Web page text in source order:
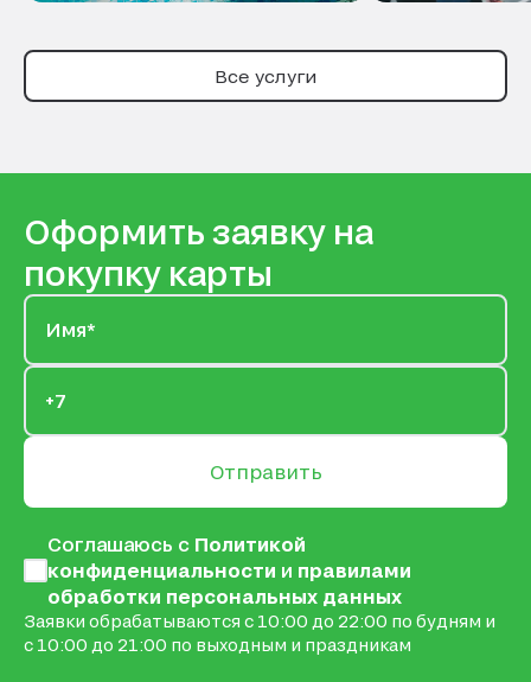
Все услуги
Оформить заявку на
покупку карты
Отправить
Соглашаюсь с Политикой
конфиденциальности и правилами
обработки персональных данных
Заявки обрабатываются с 10:00 до 22:00 по будням и
с 10:00 до 21:00 по выходным и праздникам